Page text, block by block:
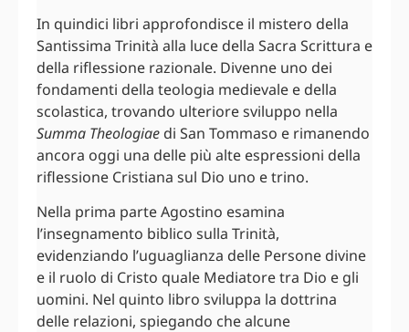
In quindici libri approfondisce il mistero della
Santissima Trinità alla luce della Sacra Scrittura e
della riflessione razionale. Divenne uno dei
fondamenti della teologia medievale e della
scolastica, trovando ulteriore sviluppo nella
Summa Theologiae di San Tommaso e rimanendo
ancora oggi una delle più alte espressioni della
riflessione Cristiana sul Dio uno e trino.
Nella prima parte Agostino esamina
l’insegnamento biblico sulla Trinità,
evidenziando l’uguaglianza delle Persone divine
e il ruolo di Cristo quale Mediatore tra Dio e gli
uomini. Nel quinto libro sviluppa la dottrina
delle relazioni, spiegando che alcune